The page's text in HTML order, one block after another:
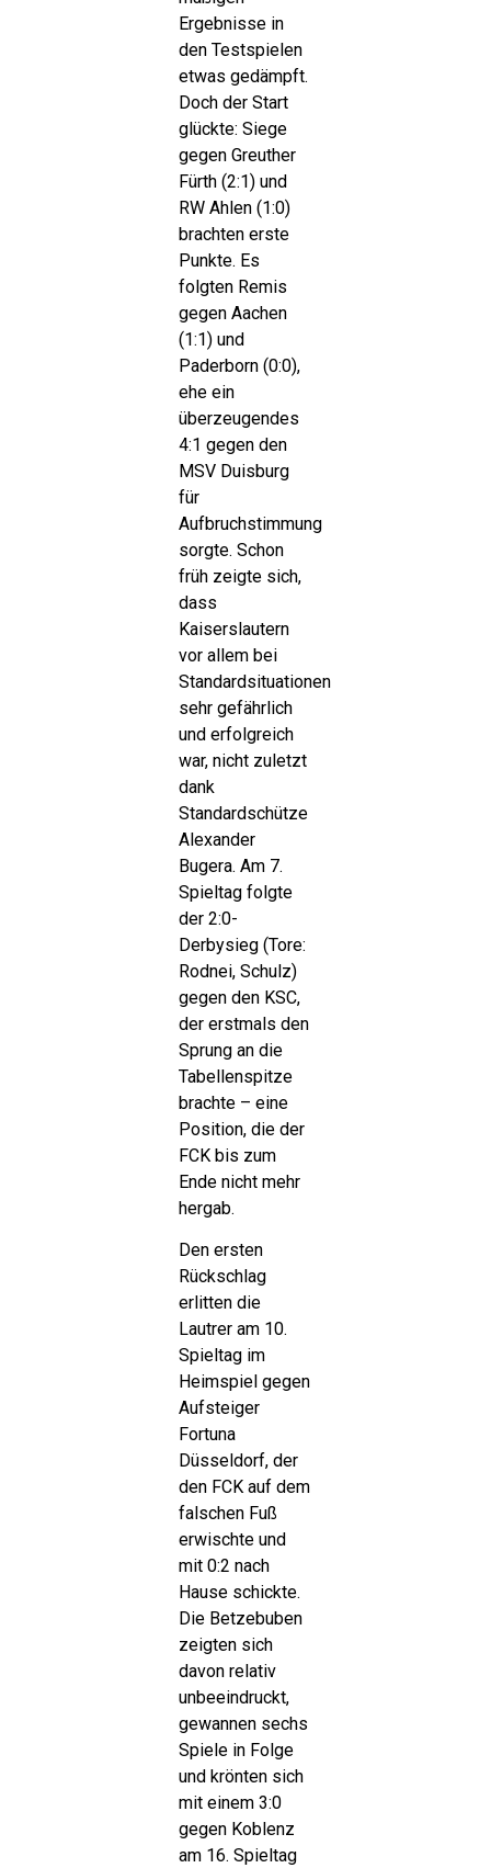
Ergebnisse in
den Testspielen
etwas gedämpft.
Doch der Start
glückte: Siege
gegen Greuther
Fürth (2:1) und
RW Ahlen (1:0)
brachten erste
Punkte. Es
folgten Remis
gegen Aachen
(1:1) und
Paderborn (0:0),
ehe ein
überzeugendes
4:1 gegen den
MSV Duisburg
für
Aufbruchstimmung
sorgte. Schon
früh zeigte sich,
dass
Kaiserslautern
vor allem bei
Standardsituationen
sehr gefährlich
und erfolgreich
war, nicht zuletzt
dank
Standardschütze
Alexander
Bugera. Am 7.
Spieltag folgte
der 2:0-
Derbysieg (Tore:
Rodnei, Schulz)
gegen den KSC,
der erstmals den
Sprung an die
Tabellenspitze
brachte – eine
Position, die der
FCK bis zum
Ende nicht mehr
hergab.
Den ersten
Rückschlag
erlitten die
Lautrer am 10.
Spieltag im
Heimspiel gegen
Aufsteiger
Fortuna
Düsseldorf, der
den FCK auf dem
falschen Fuß
erwischte und
mit 0:2 nach
Hause schickte.
Die Betzebuben
zeigten sich
davon relativ
unbeeindruckt,
gewannen sechs
Spiele in Folge
und krönten sich
mit einem 3:0
gegen Koblenz
am 16. Spieltag